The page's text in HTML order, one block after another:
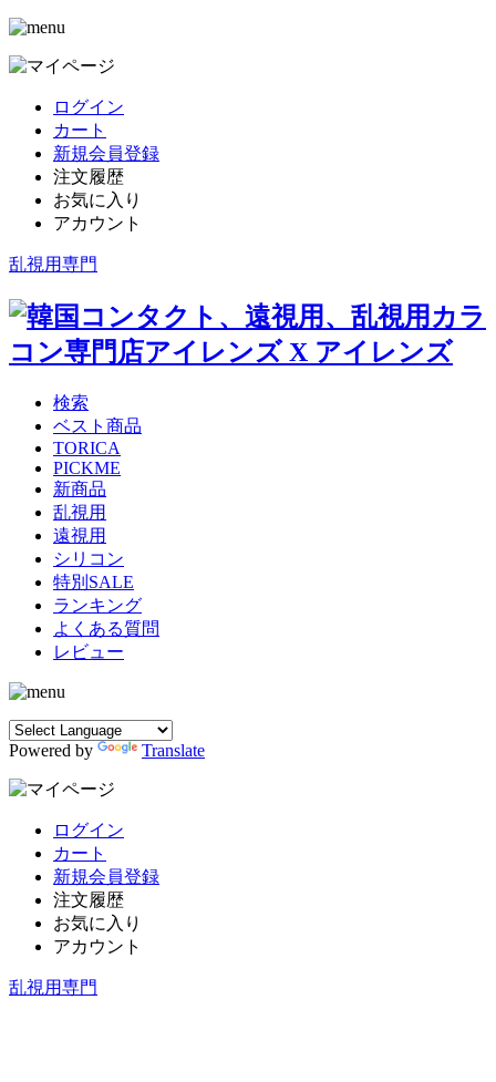
ログイン
カート
新規会員登録
注文履歴
お気に入り
アカウント
乱視用専門
検索
ベスト商品
TORICA
PICKME
新商品
乱視用
遠視用
シリコン
特別SALE
ランキング
よくある質問
レビュー
Powered by Translate
ログイン
カート
新規会員登録
注文履歴
お気に入り
アカウント
乱視用専門